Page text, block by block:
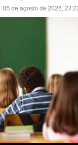
05 de agosto de 2026,